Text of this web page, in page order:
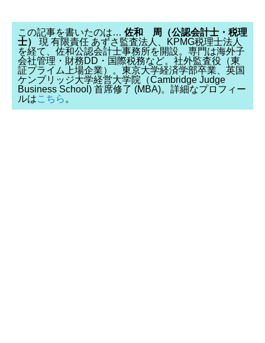
この記事を書いたのは… 佐和 周（公認会計士・税理
士）
現 有限責任 あずさ監査法人、KPMG税理士法人
を経て、佐和公認会計士事務所を開設。専門は海外子
会社管理・財務DD・国際税務など。社外監査役（東
証プライム上場企業）。東京大学経済学部卒業、英国
ケンブリッジ大学経営大学院（Cambridge Judge
Business School) 首席修了 (MBA)。詳細なプロフィー
ルはこちら 。